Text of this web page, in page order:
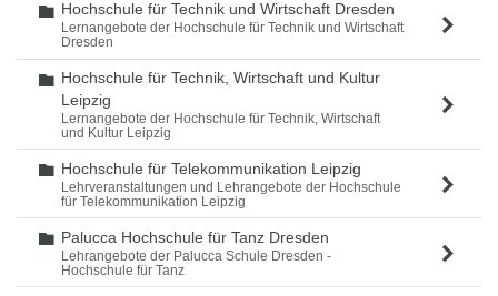
Ordner
Hochschule für Technik und Wirtschaft Dresden
Lernangebote der Hochschule für Technik und Wirtschaft
Dresden
Ordner
Hochschule für Technik, Wirtschaft und Kultur
Leipzig
Lernangebote der Hochschule für Technik, Wirtschaft
und Kultur Leipzig
Ordner
Hochschule für Telekommunikation Leipzig
Lehrveranstaltungen und Lehrangebote der Hochschule
für Telekommunikation Leipzig
Ordner
Palucca Hochschule für Tanz Dresden
Lehrangebote der Palucca Schule Dresden -
Hochschule für Tanz